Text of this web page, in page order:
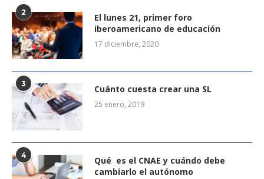
2
El lunes 21, primer foro
iberoamericano de educación
17 diciembre, 2020
3 Cuánto cuesta crear una SL
25 enero, 2019
4
Qué es el CNAE y cuándo debe
cambiarlo el autónomo